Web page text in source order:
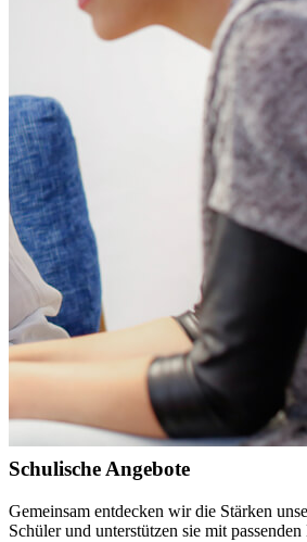
Schulische Angebote
Gemeinsam entdecken wir die Stärken
Schüler und unterstützen sie mit